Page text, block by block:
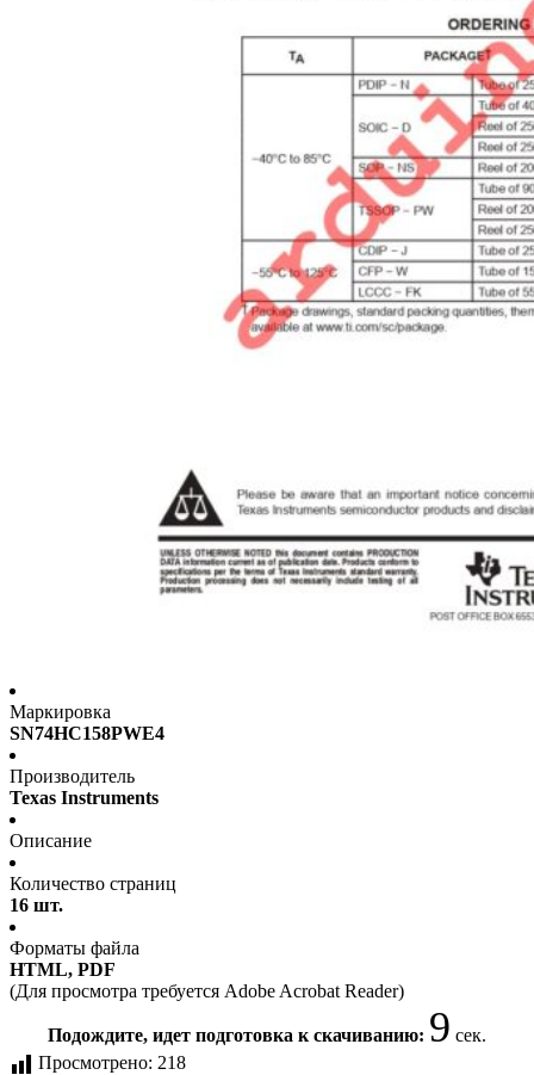
Маркировка
SN74HC158PWE4
Производитель
Texas Instruments
Описание
Количество страниц
16 шт.
Форматы файла
HTML, PDF
(Для просмотра требуется Adobe Acrobat Reader)
Подождите, идет подготовка к скачиванию: 9 сек.
Просмотрено: 218